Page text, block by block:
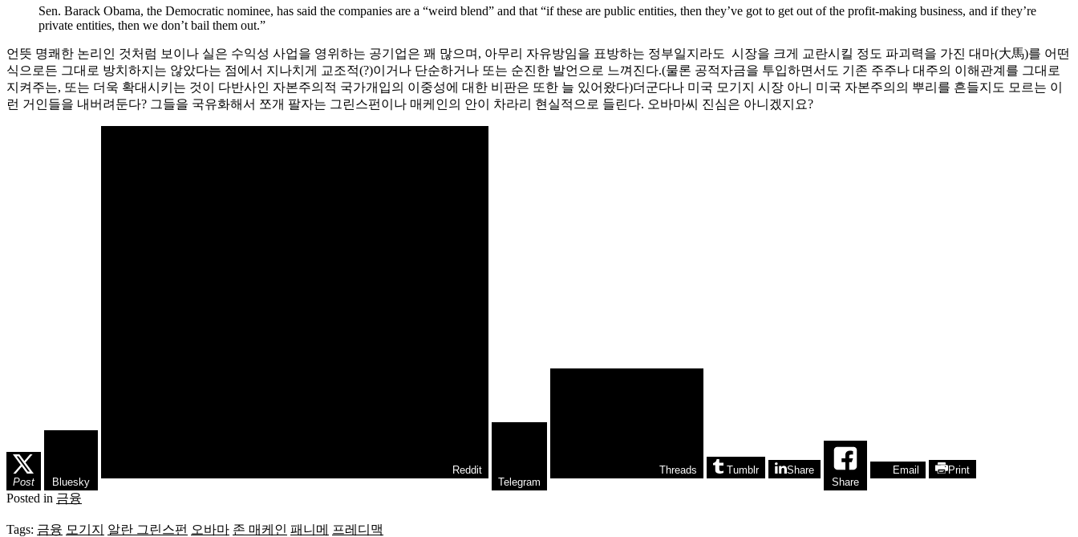
Sen. Barack Obama, the Democratic nominee, has said the companies are a “weird blend” and that “if these are public entities, then they’ve got to get out of the profit-making business, and if they’re
private entities, then we don’t bail them out.”
언뜻 명쾌한 논리인 것처럼 보이나 실은 수익성 사업을 영위하는 공기업은 꽤 많으며, 아무리 자유방임을 표방하는 정부일지라도 시장을 크게 교란시킬 정도 파괴력을 가진 대마(大馬)를 어떤
식으로든 그대로 방치하지는 않았다는 점에서 지나치게 교조적(?)이거나 단순하거나 또는 순진한 발언으로 느껴진다.(물론 공적자금을 투입하면서도 기존 주주나 대주의 이해관계를 그대로
지켜주는, 또는 더욱 확대시키는 것이 다반사인 자본주의적 국가개입의 이중성에 대한 비판은 또한 늘 있어왔다)더군다나 미국 모기지 시장 아니 미국 자본주의의 뿌리를 흔들지도 모르는 이
런 거인들을 내버려둔다? 그들을 국유화해서 쪼개 팔자는 그린스펀이나 매케인의 안이 차라리 현실적으로 들린다. 오바마씨 진심은 아니겠지요?
Post Bluesky
Reddit
Telegram
Threads Tumblr
Share
Share
Email Print
Posted in 금융
Tags: 금융 모기지 알란 그린스펀 오바마 존 매케인 패니메 프레디맥